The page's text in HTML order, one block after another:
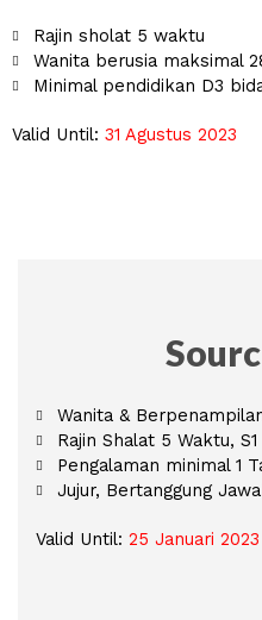
Rajin sholat 5 waktu
Wanita berusia maksimal
Minimal pendidikan D3
Valid Until: 31 Agustus 2023
Wanita &
Rajin Shalat 5 Waktu,
Pengalaman minimal 1
Jujur, Bertanggung
Valid Until: 25 Januari 2023